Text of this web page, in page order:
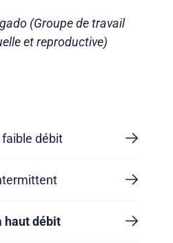
(Groupe de travail
et reproductive)
débit
haut débit